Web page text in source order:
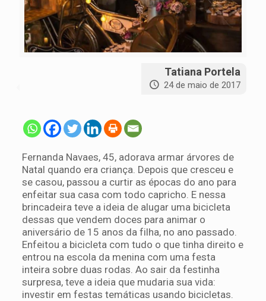
Tatiana Portela
24 de maio de 2017
Fernanda Navaes, 45, adorava armar árvores de
Natal quando era criança. Depois que cresceu e
se casou, passou a curtir as épocas do ano para
enfeitar sua casa com todo capricho. E nessa
brincadeira teve a ideia de alugar uma bicicleta
dessas que vendem doces para animar o
aniversário de 15 anos da filha, no ano passado.
Enfeitou a bicicleta com tudo o que tinha direito e
entrou na escola da menina com uma festa
inteira sobre duas rodas. Ao sair da festinha
surpresa, teve a ideia que mudaria sua vida:
investir em festas temáticas usando bicicletas.